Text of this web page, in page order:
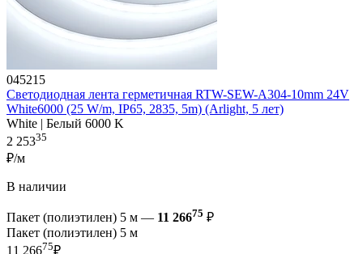
045215
Светодиодная лента герметичная RTW-SEW-A304-10mm 24V
White6000 (25 W/m, IP65, 2835, 5m) (Arlight, 5 лет)
White | Белый 6000 K
2 25335
₽/м
В наличии
Пакет (полиэтилен) 5 м — 11 26675 ₽
Пакет (полиэтилен) 5 м
11 26675₽